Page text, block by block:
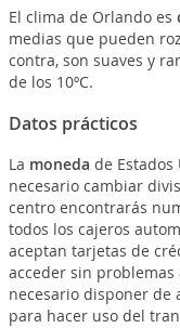
El clima de Orlando es
medias que pueden
contra, son suaves y
de los 10ºC.
Datos prácticos
La moneda de Estados
necesario cambiar
centro encontrarás
todos los cajeros
aceptan tarjetas de
acceder sin problemas
necesario disponer de
para hacer uso del